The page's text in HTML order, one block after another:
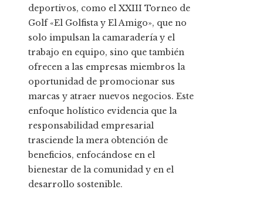
deportivos, como el XXIII Torneo de
Golf «El Golfista y El Amigo», que no
solo impulsan la camaradería y el
trabajo en equipo, sino que también
ofrecen a las empresas miembros la
oportunidad de promocionar sus
marcas y atraer nuevos negocios. Este
enfoque holístico evidencia que la
responsabilidad empresarial
trasciende la mera obtención de
beneficios, enfocándose en el
bienestar de la comunidad y en el
desarrollo sostenible.